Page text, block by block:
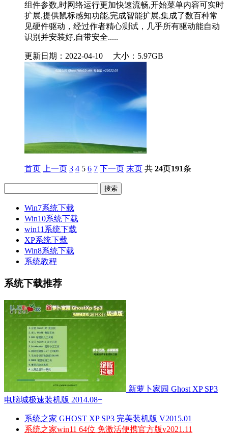
组件参数,时网络运行更加快速流畅,开始菜单内容可实时
扩展,提供鼠标感知功能,完成智能扩展,集成了数百种常
见硬件驱动，经过作者精心测试，几乎所有驱动能自动
识别并安装好,自带安全.....
更新日期：2022-04-10 大小：5.97GB
首页 上一页 3 4 5 6 7 下一页 末页 共 24页191条
Win7系统下载
Win10系统下载
win11系统下载
XP系统下载
Win8系统下载
系统教程
系统下载推荐
新萝卜家园 Ghost XP SP3
电脑城极速装机版 2014.08+
系统之家 GHOST XP SP3 完美装机版 V2015.01
系统之家win11 64位 免激活便携官方版v2021.11